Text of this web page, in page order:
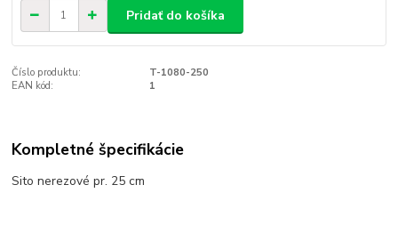
Pridať do košíka
Číslo produktu:
T-1080-250
EAN kód:
1
Kompletné špecifikácie
Sito nerezové pr. 25 cm